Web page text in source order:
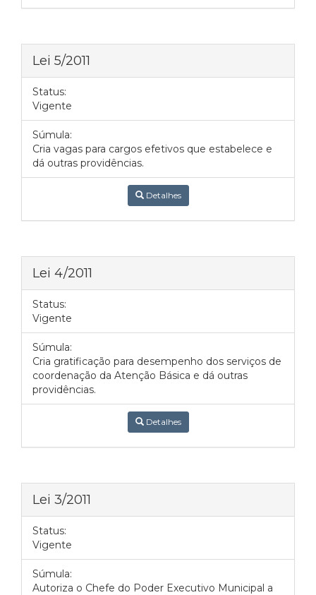
Lei 5/2011
Status:
Vigente
Súmula:
Cria vagas para cargos efetivos que estabelece e
dá outras providências.
Detalhes
Lei 4/2011
Status:
Vigente
Súmula:
Cria gratificação para desempenho dos serviços de
coordenação da Atenção Básica e dá outras
providências.
Detalhes
Lei 3/2011
Status:
Vigente
Súmula:
Autoriza o Chefe do Poder Executivo Municipal a